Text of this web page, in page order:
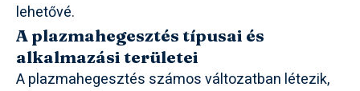
lehetővé.
A plazmahegesztés típusai és
alkalmazási területei
A plazmahegesztés számos változatban létezik,